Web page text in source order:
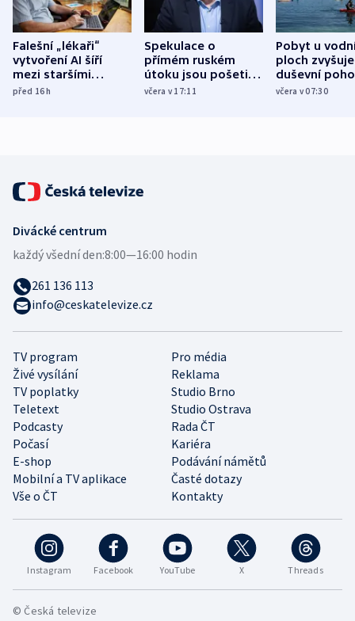
Falešní „lékaři“
vytvoření AI šíří
mezi staršími
Poláky nebezpečné
před 16h
Spekulace o
přímém ruském
útoku jsou pošetilé,
míní estonský
včera v 17:11
Pobyt u
ploch zvyšuje
duševní
ukázala
včera v 07:30
Instagram Facebook YouTube X Threads
TV program
Pro média
Živé vysílání
Reklama
TV poplatky
Studio Brno
Teletext
Studio Ostrava
Podcasty
Rada ČT
Počasí
Kariéra
E-shop
Podávání námětů
Mobilní a TV aplikace
Časté dotazy
Vše o ČT
Kontakty
Divácké centrum
každý všední den:8:00—16:00 hodin
261 136 113
info@ceskatelevize.cz
© Česká televize